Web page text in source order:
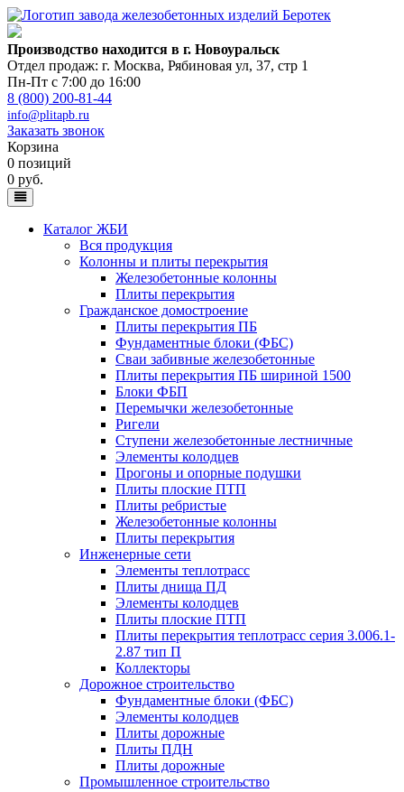
Производство находится в г. Новоуральск
Отдел продаж: г. Москва, Рябиновая ул, 37, стр 1
Пн-Пт с 7:00 до 16:00
8 (800) 200-81-44
info@plitapb.ru
Заказать звонок
Корзина
0 позиций
0 руб.
Каталог ЖБИ
Вся продукция
Колонны и плиты перекрытия
Железобетонные колонны
Плиты перекрытия
Гражданское домостроение
Плиты перекрытия ПБ
Фундаментные блоки (ФБС)
Сваи забивные железобетонные
Плиты перекрытия ПБ шириной 1500
Блоки ФБП
Перемычки железобетонные
Ригели
Ступени железобетонные лестничные
Элементы колодцев
Прогоны и опорные подушки
Плиты плоские ПТП
Плиты ребристые
Железобетонные колонны
Плиты перекрытия
Инженерные сети
Элементы теплотрасс
Плиты днища ПД
Элементы колодцев
Плиты плоские ПТП
Плиты перекрытия теплотрасс серия 3.006.1-
2.87 тип П
Коллекторы
Дорожное строительство
Фундаментные блоки (ФБС)
Элементы колодцев
Плиты дорожные
Плиты ПДН
Плиты дорожные
Промышленное строительство